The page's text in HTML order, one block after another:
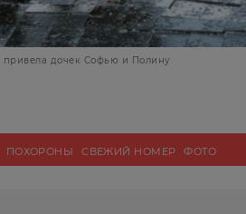
дочек Софью и Полину
ПОХОРОНЫ СВЕЖИЙ НОМЕР
ФОТО